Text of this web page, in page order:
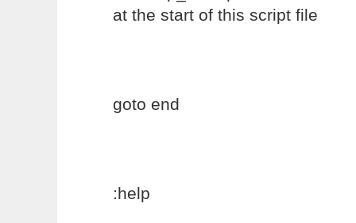
at the start of this script file
goto end
:help